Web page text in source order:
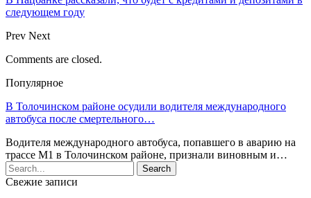
следующем году
Prev Next
Comments are closed.
Популярное
В Толочинском районе осудили водителя международного
автобуса после смертельного…
Водителя международного автобуса, попавшего в аварию на
трассе М1 в Толочинском районе, признали виновным и…
Свежие записи